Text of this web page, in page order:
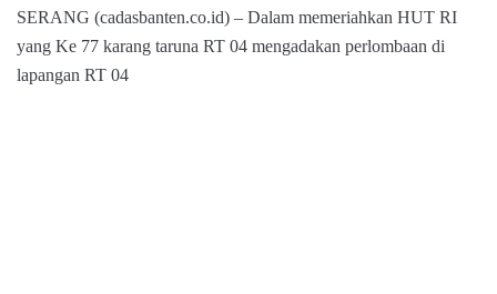
SERANG (cadasbanten.co.id) – Dalam memeriahkan HUT RI
yang Ke 77 karang taruna RT 04 mengadakan perlombaan di
lapangan RT 04